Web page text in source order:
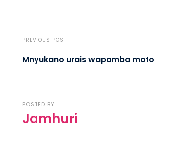
PREVIOUS POST
Mnyukano urais wapamba moto
POSTED BY
Jamhuri